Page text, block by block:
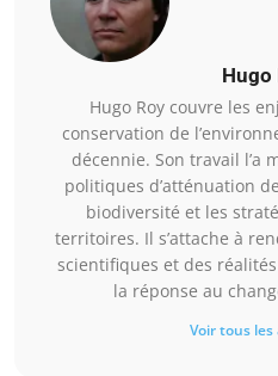
Hugo
Hugo Roy couvre les
conservation de
décennie. Son travail l’a
politiques d’atténuation
biodiversité et les
territoires. Il s’attache à
scientifiques et des
la réponse au
Voir tous